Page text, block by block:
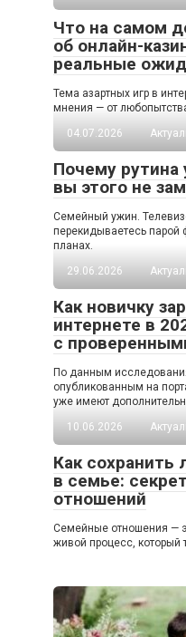
Что на самом
об онлайн-
реальные
Тема азартных игр в
мнения — от
04.07.2026
Почему рутина
вы этого не
Семейный ужин.
перекидываетесь парой
планах.
29.06.2026
Как новичку
интернете в
с
По данным
опубликованным на
уже имеют
10.06.2026
Как сохранить
в семье:
отношений
Семейные отношения —
живой процесс, который